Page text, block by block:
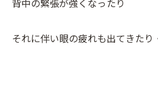
背中の緊張が強くなったり
それに伴い眼の疲れも出てきたり